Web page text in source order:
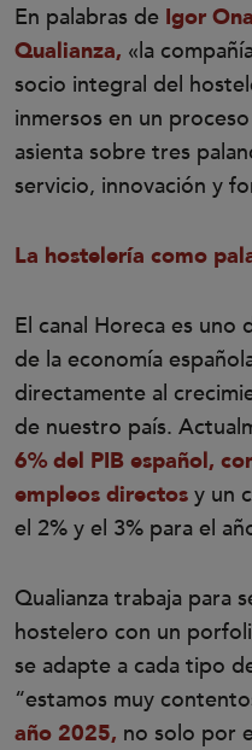
En palabras de Igor
Qualianza, «la
socio integral del
inmersos en un
asienta sobre tres
servicio, innovación y
La hostelería como
El canal Horeca es uno
de la economía
directamente al
de nuestro país.
6% del PIB español,
empleos directos y un
el 2% y el 3% para el
Qualianza trabaja para
hostelero con un
se adapte a cada tipo
“estamos muy
año 2025, no solo por